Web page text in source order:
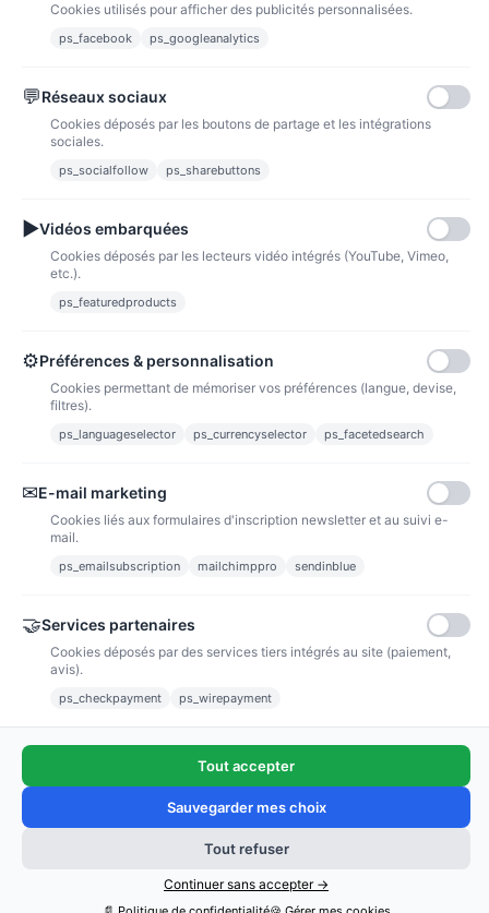
Ajouter au panier
Paiements sécurisés via paypal et paypal 4 fois sans frais
Fidélité
bons de réductions.
Liens utiles
Notre société
Newsletter
Copyright © 2011 - 2025 / poussieredestoiles.fr
Cookies utilisés pour afficher des publicités personnalisées.
ps_facebook ps_googleanalytics
💬Réseaux sociaux
Cookies déposés par les boutons de partage et les intégrations
sociales.
ps_socialfollow ps_sharebuttons
▶Vidéos embarquées
Cookies déposés par les lecteurs vidéo intégrés (YouTube, Vimeo,
etc.).
ps_featuredproducts
⚙Préférences & personnalisation
Cookies permettant de mémoriser vos préférences (langue, devise,
filtres).
ps_languageselector ps_currencyselector ps_facetedsearch
✉E-mail marketing
Cookies liés aux formulaires d'inscription newsletter et au suivi e-
mail.
ps_emailsubscription mailchimppro sendinblue
🤝Services partenaires
Cookies déposés par des services tiers intégrés au site (paiement,
avis).
ps_checkpayment ps_wirepayment
Tout accepter
Sauvegarder mes choix
Tout refuser
Continuer sans accepter →